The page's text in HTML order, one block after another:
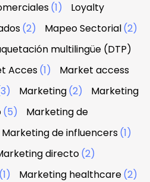
(1)
Loyalty
(2) Mapeo Sectorial(2)
multilingüe (DTP)
Acces(1)
Market access
Marketing(2)
Marketing
(5)
Marketing de
Marketing de influencers(1)
directo(2)
(1) Marketing healthcare(2)